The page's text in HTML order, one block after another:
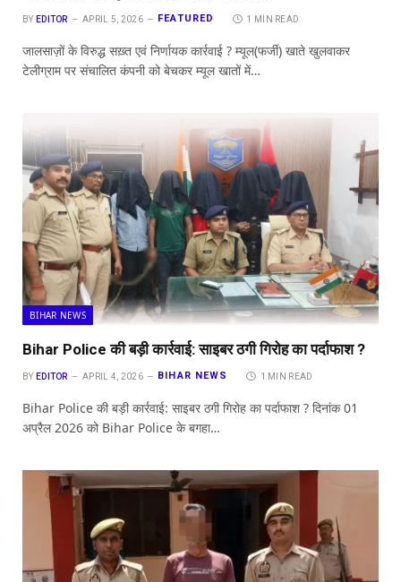
BY EDITOR APRIL 5, 2026 FEATURED 1 MIN READ
जालसाज़ों के विरुद्ध सख़्त एवं निर्णायक कार्रवाई ? म्यूल(फर्जी) खाते खुलवाकर
टेलीग्राम पर संचालित कंपनी को बेचकर म्यूल खातों में…
BIHAR NEWS
Bihar Police की बड़ी कार्रवाई: साइबर ठगी गिरोह का पर्दाफाश ?
BY EDITOR APRIL 4, 2026 BIHAR NEWS 1 MIN READ
Bihar Police की बड़ी कार्रवाई: साइबर ठगी गिरोह का पर्दाफाश ? दिनांक 01
अप्रैल 2026 को Bihar Police के बगहा…